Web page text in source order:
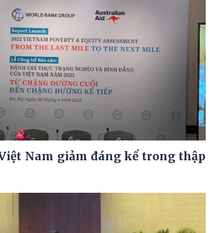
Nam giảm đáng kể trong thập